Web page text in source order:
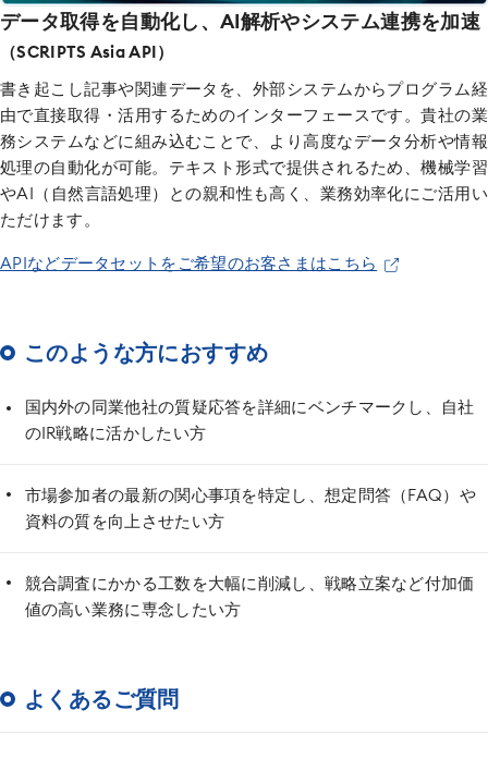
データ取得を自動化し、AI解析やシステム連携を加速
（SCRIPTS Asia API）
書き起こし記事や関連データを、外部システムからプログラム経
由で直接取得・活用するためのインターフェースです。貴社の業
務システムなどに組み込むことで、より高度なデータ分析や情報
処理の自動化が可能。テキスト形式で提供されるため、機械学習
やAI（自然言語処理）との親和性も高く、業務効率化にご活用い
ただけます。
APIなどデータセットをご希望のお客さまはこちら
このような方におすすめ
国内外の同業他社の質疑応答を詳細にベンチマークし、自社
のIR戦略に活かしたい方
市場参加者の最新の関心事項を特定し、想定問答（FAQ）や
資料の質を向上させたい方
競合調査にかかる工数を大幅に削減し、戦略立案など付加価
値の高い業務に専念したい方
よくあるご質問